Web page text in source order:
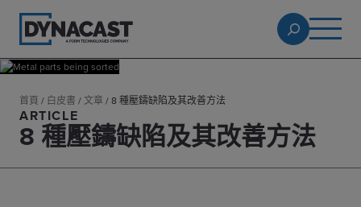
首頁 / 白皮書 / 文章 /8 種壓鑄缺陷及其改善方法
ARTICLE
8 種壓鑄缺陷及其改善方法